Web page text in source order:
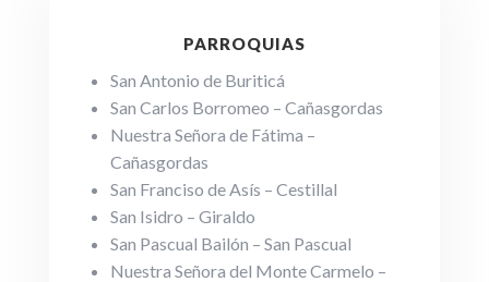
PARROQUIAS
San Antonio de Buriticá
San Carlos Borromeo – Cañasgordas
Nuestra Señora de Fátima –
Cañasgordas
San Franciso de Asís – Cestillal
San Isidro – Giraldo
San Pascual Bailón – San Pascual
Nuestra Señora del Monte Carmelo –